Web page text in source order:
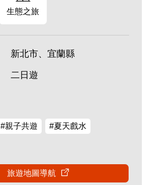
生態之旅
新北市、宜蘭縣
二日遊
#親子共遊 #夏天戲水
旅遊地圖導航